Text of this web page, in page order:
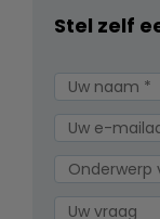
Stel zelf